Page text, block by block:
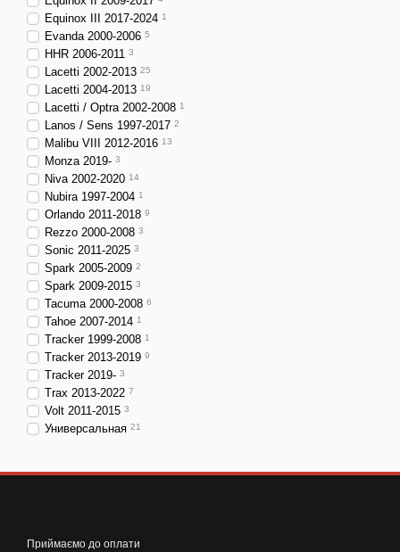
Equinox III 2017-2024 1
Evanda 2000-2006 5
HHR 2006-2011 3
Lacetti 2002-2013 25
Lacetti 2004-2013 19
Lacetti / Optra 2002-2008 1
Lanos / Sens 1997-2017 2
Malibu VIII 2012-2016 13
Monza 2019- 3
Niva 2002-2020 14
Nubira 1997-2004 1
Orlando 2011-2018 9
Rezzo 2000-2008 3
Sonic 2011-2025 3
Spark 2005-2009 2
Spark 2009-2015 3
Tacuma 2000-2008 6
Tahoe 2007-2014 1
Tracker 1999-2008 1
Tracker 2013-2019 9
Tracker 2019- 3
Trax 2013-2022 7
Volt 2011-2015 3
Универсальная 21
Приймаємо до оплати